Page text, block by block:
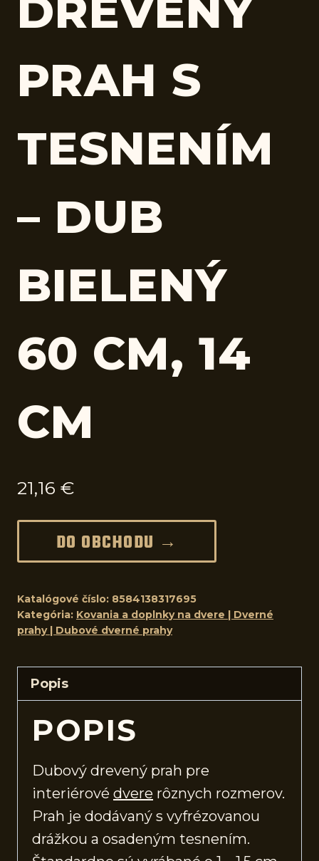
DREVENÝ
PRAH S
TESNENÍM
– DUB
BIELENÝ
60 CM, 14
CM
21,16 €
DO OBCHODU →
Katalógové číslo: 8584138317695
Kategória: Kovania a doplnky na dvere | Dverné
prahy | Dubové dverné prahy
Popis
POPIS
Dubový drevený prah pre
interiérové dvere rôznych rozmerov.
Prah je dodávaný s vyfrézovanou
drážkou a osadeným tesnením.